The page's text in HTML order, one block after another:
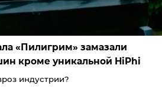
«Пилигрим» замазали
кроме уникальной HiPhi
индустрии?